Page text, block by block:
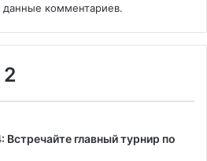
данные комментариев.
главный турнир по